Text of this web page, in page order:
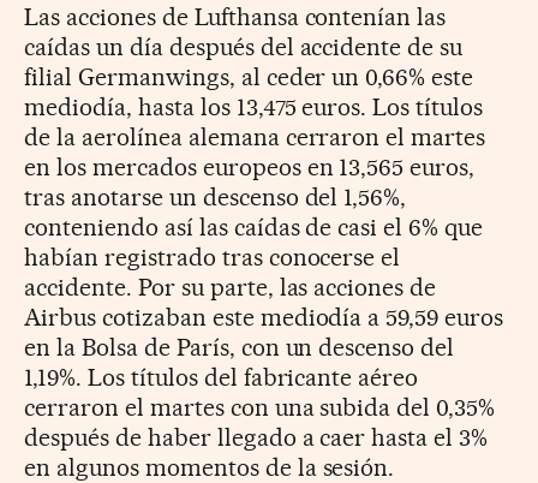
Las acciones de Lufthansa contenían las
caídas un día después del accidente de su
filial Germanwings, al ceder un 0,66% este
mediodía, hasta los 13,475 euros. Los títulos
de la aerolínea alemana cerraron el martes
en los mercados europeos en 13,565 euros,
tras anotarse un descenso del 1,56%,
conteniendo así las caídas de casi el 6% que
habían registrado tras conocerse el
accidente. Por su parte, las acciones de
Airbus cotizaban este mediodía a 59,59 euros
en la Bolsa de París, con un descenso del
1,19%. Los títulos del fabricante aéreo
cerraron el martes con una subida del 0,35%
después de haber llegado a caer hasta el 3%
en algunos momentos de la sesión.